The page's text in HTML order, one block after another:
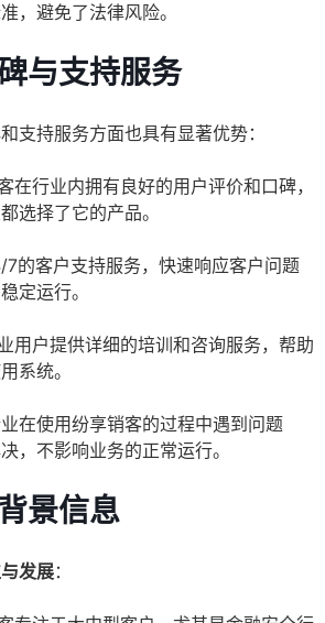
，避免了法律风险。
与支持服务
支持服务方面也具有显著优势：
在行业内拥有良好的用户评价和口碑，
选择了它的产品。
7的客户支持服务，快速响应客户问题
定运行。
用户提供详细的培训和咨询服务，帮助
系统。
在使用纷享销客的过程中遇到问题
，不影响业务的正常运行。
景信息
发展：